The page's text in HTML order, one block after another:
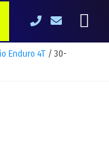
Enduro 4T / 30-